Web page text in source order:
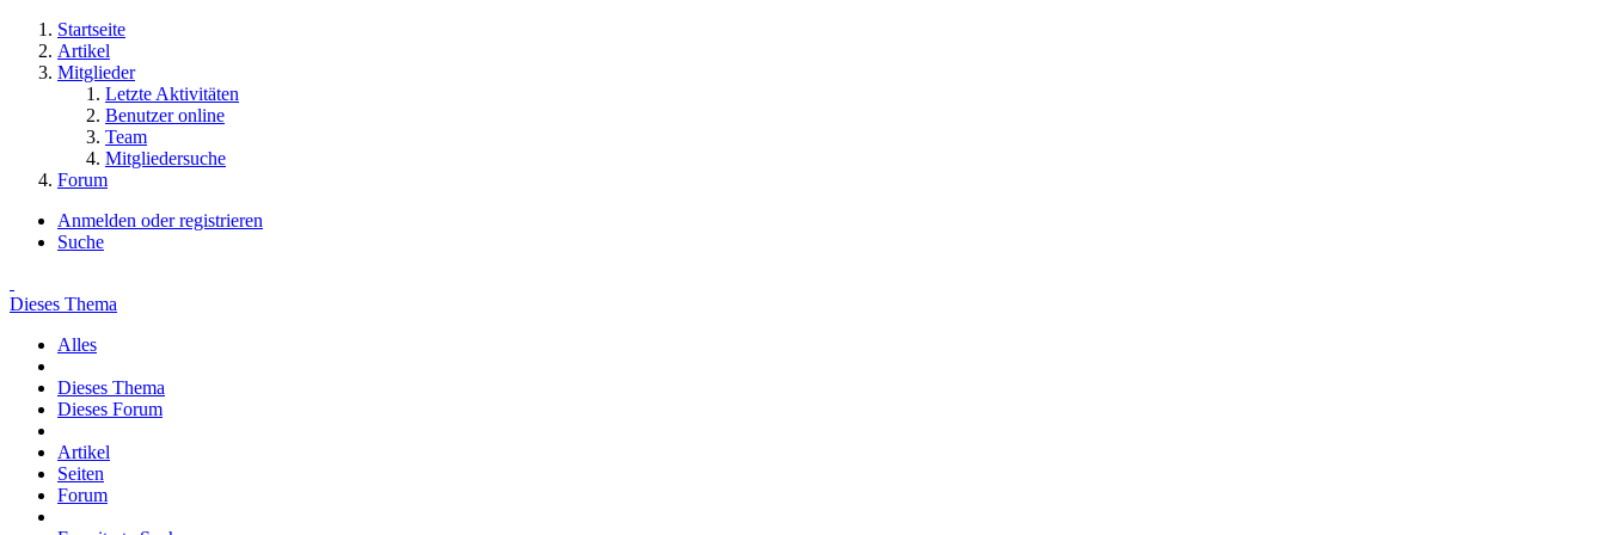
Startseite
Artikel
Mitglieder
Letzte Aktivitäten
Benutzer online
Team
Mitgliedersuche
Forum
Anmelden oder registrieren
Suche
Dieses Thema
Alles
Dieses Thema
Dieses Forum
Artikel
Seiten
Forum